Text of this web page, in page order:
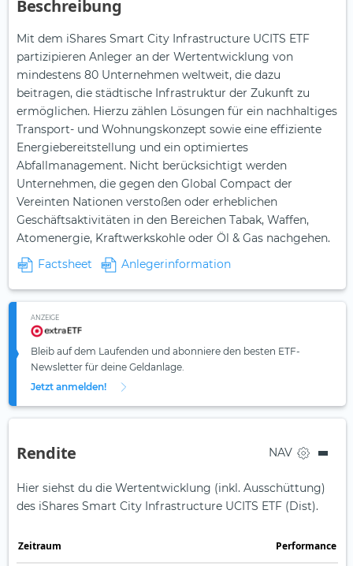
Beschreibung
Mit dem iShares Smart City Infrastructure UCITS ETF
partizipieren Anleger an der Wertentwicklung von
mindestens 80 Unternehmen weltweit, die dazu
beitragen, die städtische Infrastruktur der Zukunft zu
ermöglichen. Hierzu zählen Lösungen für ein nachhaltiges
Transport- und Wohnungskonzept sowie eine effiziente
Energiebereitstellung und ein optimiertes
Abfallmanagement. Nicht berücksichtigt werden
Unternehmen, die gegen den Global Compact der
Vereinten Nationen verstoßen oder erheblichen
Geschäftsaktivitäten in den Bereichen Tabak, Waffen,
Atomenergie, Kraftwerkskohle oder Öl & Gas nachgehen.
Factsheet
Anlegerinformation
ANZEIGE
Bleib auf dem Laufenden und abonniere den besten ETF-
Newsletter für deine Geldanlage.
Jetzt anmelden!
Rendite NAV
Hier siehst du die Wertentwicklung (inkl. Ausschüttung)
des iShares Smart City Infrastructure UCITS ETF (Dist).
Zeit­raum Perfor­mance